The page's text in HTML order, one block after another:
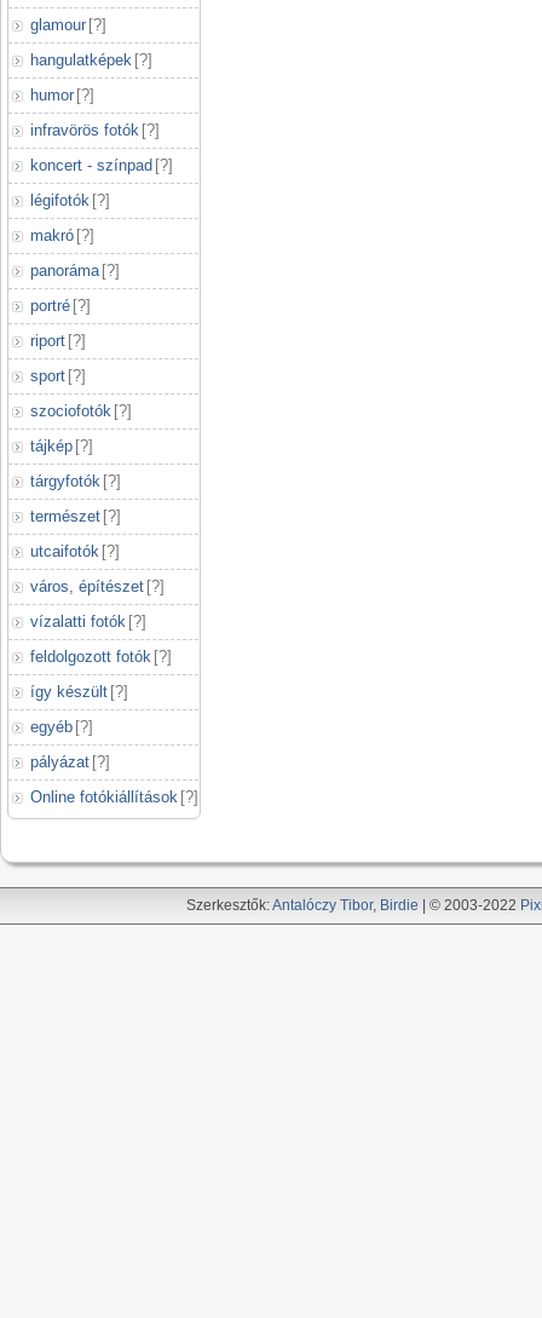
glamour [?]
hangulatképek [?]
humor [?]
infravörös fotók [?]
koncert - színpad [?]
légifotók [?]
makró [?]
panoráma [?]
portré [?]
riport [?]
sport [?]
szociofotók [?]
tájkép [?]
tárgyfotók [?]
természet [?]
utcaifotók [?]
város, építészet [?]
vízalatti fotók [?]
feldolgozott fotók [?]
így készült [?]
egyéb [?]
pályázat [?]
Online fotókiállítások [?]
Szerkesztők:Antalóczy Tibor, Birdie | © 2003-2022